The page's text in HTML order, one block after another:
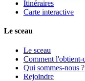
Itinéraires
Carte interactive
Le sceau
Le sceau
Comment l'obtient-
Qui sommes-nous ?
Rejoindre